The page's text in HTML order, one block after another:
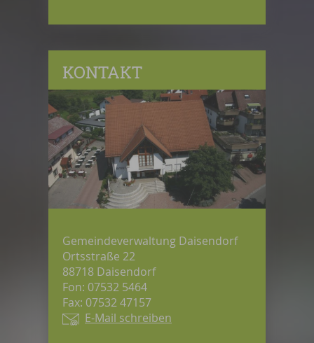
KONTAKT
Gemeindeverwaltung Daisendorf
Ortsstraße 22
88718 Daisendorf
Fon: 07532 5464
Fax: 07532 47157
E-Mail schreiben